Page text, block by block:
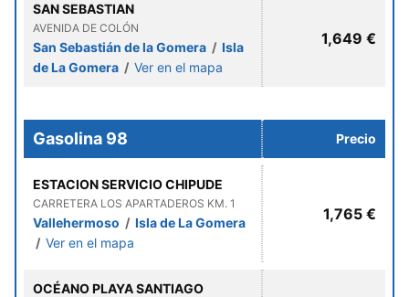
SAN SEBASTIAN
AVENIDA DE COLÓN
San Sebastián de la Gomera / Isla
de La Gomera / Ver en el mapa
1,649 €
Gasolina 98 Precio
ESTACION SERVICIO CHIPUDE
CARRETERA LOS APARTADEROS KM. 1
Vallehermoso / Isla de La Gomera
/ Ver en el mapa
1,765 €
OCÉANO PLAYA SANTIAGO